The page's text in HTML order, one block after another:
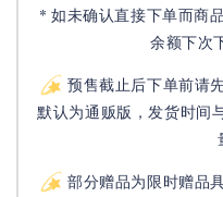
* 如未确认直接下单而商
余额下次
预售截止后下单前请
默认为通贩版，发货时间
部分赠品为限时赠品